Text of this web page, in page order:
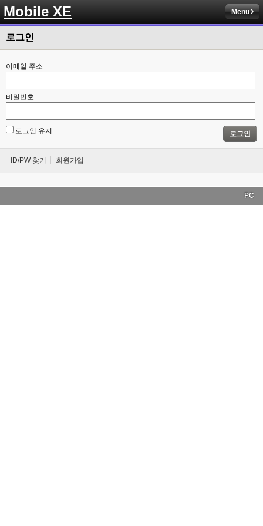
Mobile XE Menu
로그인
이메일 주소
비밀번호
로그인 유지 로그인
ID/PW 찾기 회원가입
PC